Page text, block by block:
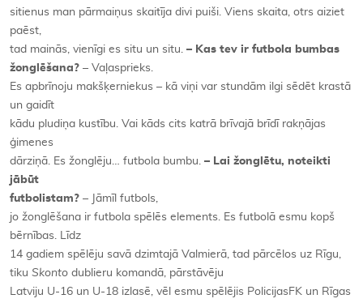
sitienus man pārmaiņus skaitīja divi puiši. Viens skaita, otrs aiziet
paēst,
tad mainās, vienīgi es situ un situ. – Kas tev ir futbola bumbas
žonglēšana? – Vaļasprieks.
Es apbrīnoju makšķerniekus – kā viņi var stundām ilgi sēdēt krastā
un gaidīt
kādu pludiņa kustību. Vai kāds cits katrā brīvajā brīdī rakņājas
ģimenes
dārziņā. Es žonglēju… futbola bumbu. – Lai žonglētu, noteikti
jābūt
futbolistam? – Jāmīl futbols,
jo žonglēšana ir futbola spēlēs elements. Es futbolā esmu kopš
bērnības. Līdz
14 gadiem spēlēju savā dzimtajā Valmierā, tad pārcēlos uz Rīgu,
tiku Skonto dublieru komandā, pārstāvēju
Latviju U-16 un U-18 izlasē, vēl esmu spēlējis PolicijasFK un Rīgas